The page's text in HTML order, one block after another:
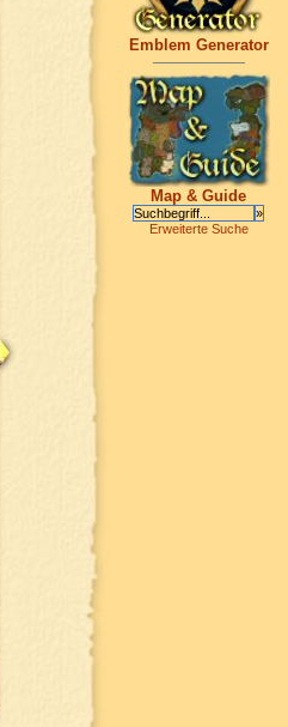
Emblem Generator
Map & Guide
Erweiterte Suche